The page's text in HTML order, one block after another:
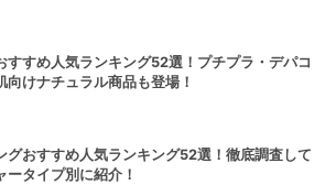
すすめ人気ランキング52選！プチプラ・デパコ
向けナチュラル商品も登場！
グおすすめ人気ランキング52選！徹底調査して
ータイプ別に紹介！